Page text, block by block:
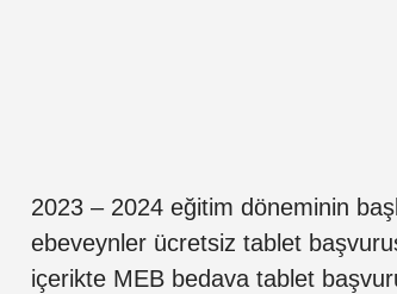
2023 – 2024 eğitim döneminin
ebeveynler ücretsiz tablet
içerikte MEB bedava tablet